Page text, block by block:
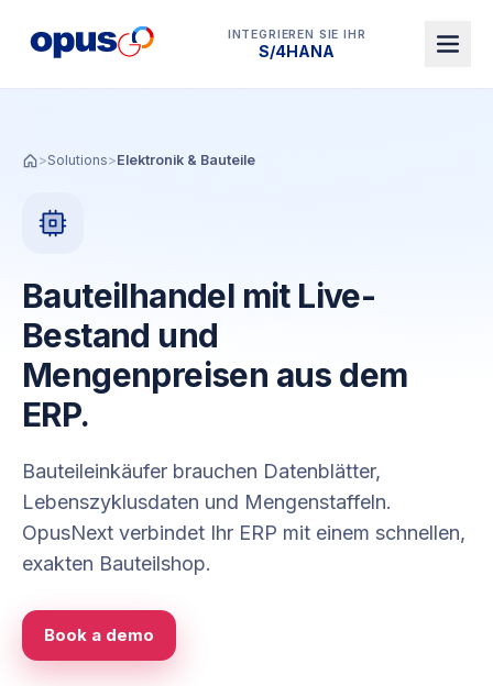
INTEGRIEREN SIE IHR
Dynamics 365 BC
>Solutions>Elektronik & Bauteile
Bauteilhandel mit Live-
Bestand und
Mengenpreisen aus dem
ERP.
Bauteileinkäufer brauchen Datenblätter,
Lebenszyklusdaten und Mengenstaffeln.
OpusNext verbindet Ihr ERP mit einem schnellen,
exakten Bauteilshop.
Book a demo